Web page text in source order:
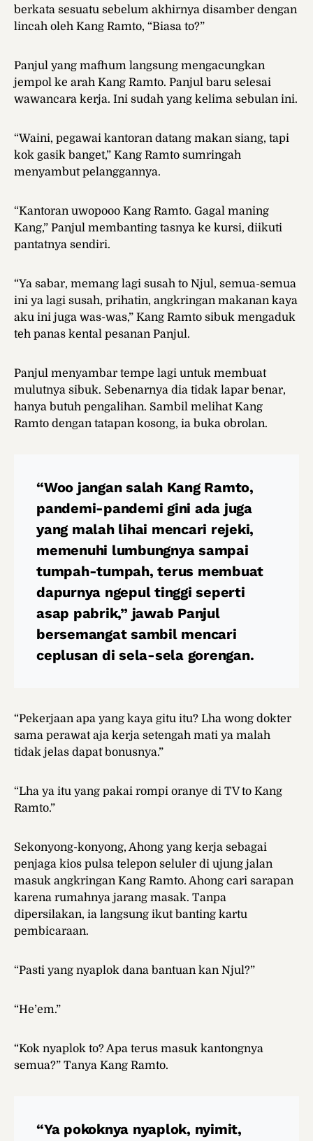
berkata sesuatu sebelum akhirnya disamber dengan
lincah oleh Kang Ramto, “Biasa to?”
Panjul yang mafhum langsung mengacungkan
jempol ke arah Kang Ramto. Panjul baru selesai
wawancara kerja. Ini sudah yang kelima sebulan ini.
“Waini, pegawai kantoran datang makan siang, tapi
kok gasik banget,” Kang Ramto sumringah
menyambut pelanggannya.
“Kantoran uwopooo Kang Ramto. Gagal maning
Kang,” Panjul membanting tasnya ke kursi, diikuti
pantatnya sendiri.
“Ya sabar, memang lagi susah to Njul, semua-semua
ini ya lagi susah, prihatin, angkringan makanan kaya
aku ini juga was-was,” Kang Ramto sibuk mengaduk
teh panas kental pesanan Panjul.
Panjul menyambar tempe lagi untuk membuat
mulutnya sibuk. Sebenarnya dia tidak lapar benar,
hanya butuh pengalihan. Sambil melihat Kang
Ramto dengan tatapan kosong, ia buka obrolan.
“Woo jangan salah Kang Ramto,
pandemi-pandemi gini ada juga
yang malah lihai mencari rejeki,
memenuhi lumbungnya sampai
tumpah-tumpah, terus membuat
dapurnya ngepul tinggi seperti
asap pabrik,” jawab Panjul
bersemangat sambil mencari
ceplusan di sela-sela gorengan.
“Pekerjaan apa yang kaya gitu itu? Lha wong dokter
sama perawat aja kerja setengah mati ya malah
tidak jelas dapat bonusnya.”
“Lha ya itu yang pakai rompi oranye di TV to Kang
Ramto.”
Sekonyong-konyong, Ahong yang kerja sebagai
penjaga kios pulsa telepon seluler di ujung jalan
masuk angkringan Kang Ramto. Ahong cari sarapan
karena rumahnya jarang masak. Tanpa
dipersilakan, ia langsung ikut banting kartu
pembicaraan.
“Pasti yang nyaplok dana bantuan kan Njul?”
“He’em.”
“Kok nyaplok to? Apa terus masuk kantongnya
semua?” Tanya Kang Ramto.
“Ya pokoknya nyaplok, nyimit,